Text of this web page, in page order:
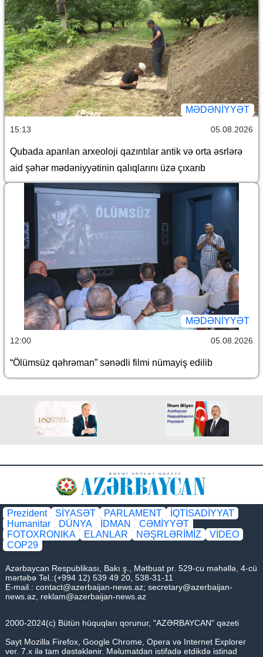
MƏDƏNIYYƏT
15:13 05.08.2026
Qubada aparılan arxeoloji qazıntılar antik və orta əsrlərə
aid şəhər mədəniyyətinin qalıqlarını üzə çıxarıb
MƏDƏNIYYƏT
12:00 05.08.2026
“Ölümsüz qəhrəman” sənədli filmi nümayiş edilib
Prezident SİYASƏT PARLAMENT
İQTİSADİYYAT
Humanitar
DÜNYA İDMAN
CƏMİYYƏT
FOTOXRONIKA
ELANLAR NƏŞRLƏRİMİZ
VİDEO
COP29
Azərbaycan Respublikası, Bakı ş., Mətbuat pr. 529-cu məhəllə, 4-cü
mərtəbə Tel.:(+994 12) 539 49 20, 538-31-11
E-mail.: contact@azerbaijan-news.az; secretary@azerbaijan-
news.az, reklam@azerbaijan-news.az
2000-2024(c) Bütün hüquqları qorunur, "AZƏRBAYCAN" qəzeti
Sayt Mozilla Firefox, Google Chrome, Opera və Internet Explorer
ver. 7.x ilə tam dəstəklənir. Məlumatdan istifadə etdikdə istinad